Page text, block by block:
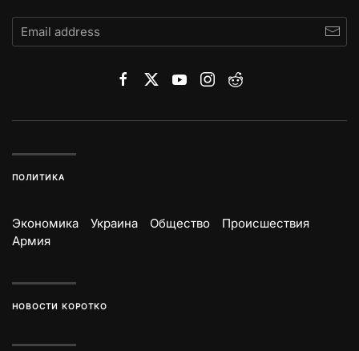
ПОЛИТИКА
Экономика Украина Общество
Происшествия
Армия
НОВОСТИ КОРОТКО